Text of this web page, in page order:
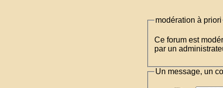
modération à priori
Ce forum est
par un
Un message, un